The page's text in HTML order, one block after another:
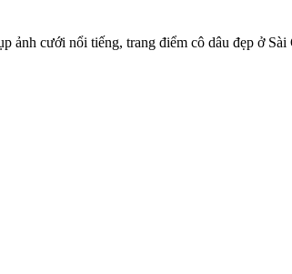
ảnh cưới nổi tiếng, trang điểm cô dâu đẹp ở